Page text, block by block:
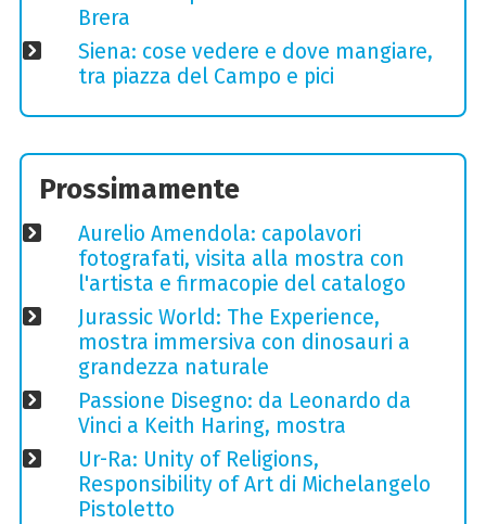
Brera
Siena: cose vedere e dove mangiare,
tra piazza del Campo e pici
Prossimamente
Aurelio Amendola: capolavori
fotografati, visita alla mostra con
l'artista e firmacopie del catalogo
Jurassic World: The Experience,
mostra immersiva con dinosauri a
grandezza naturale
Passione Disegno: da Leonardo da
Vinci a Keith Haring, mostra
Ur-Ra: Unity of Religions,
Responsibility of Art di Michelangelo
Pistoletto